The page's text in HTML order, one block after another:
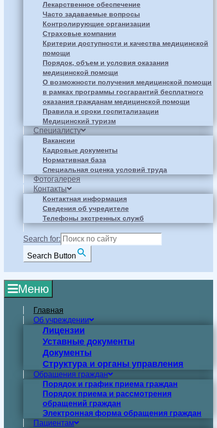
Лекарственное обеспечение
Часто задаваемые вопросы
Контролирующие организации
Страховые компании
Критерии доступности и качества медицинской
помощи
Порядок, объем и условия оказания
медицинской помощи
О возможности получения медицинской помощи
в рамках программы госгарантий бесплатного
оказания гражданам медицинской помощи
Правила и сроки госпитализации
Медицинский туризм
Специалисту
Вакансии
Кадровые документы
Нормативная база
Специальная оценка условий труда
Фотогалерея
Контакты
Контактная информация
Сведения об учредителе
Телефоны экстренных служб
Search for:
Search Button
Меню
Главная
Об учреждении
Лицензии
Уставные документы
Документы
Структура и органы управления
Обращения граждан
Порядок и график приема граждан
Порядок приема и рассмотрения
обращений граждан
Электронная форма обращения граждан
Пациентам